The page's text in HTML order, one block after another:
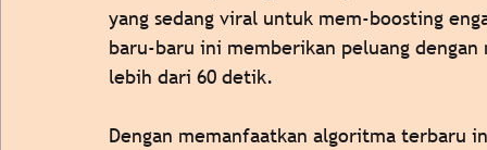
yang sedang viral untuk mem-boosting
baru-baru ini memberikan peluang
lebih dari 60 detik.
Dengan memanfaatkan algoritma terbaru